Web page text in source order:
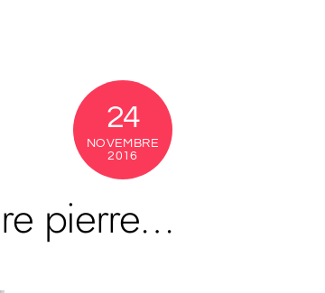
24
NOVEMBRE
2016
pierre…